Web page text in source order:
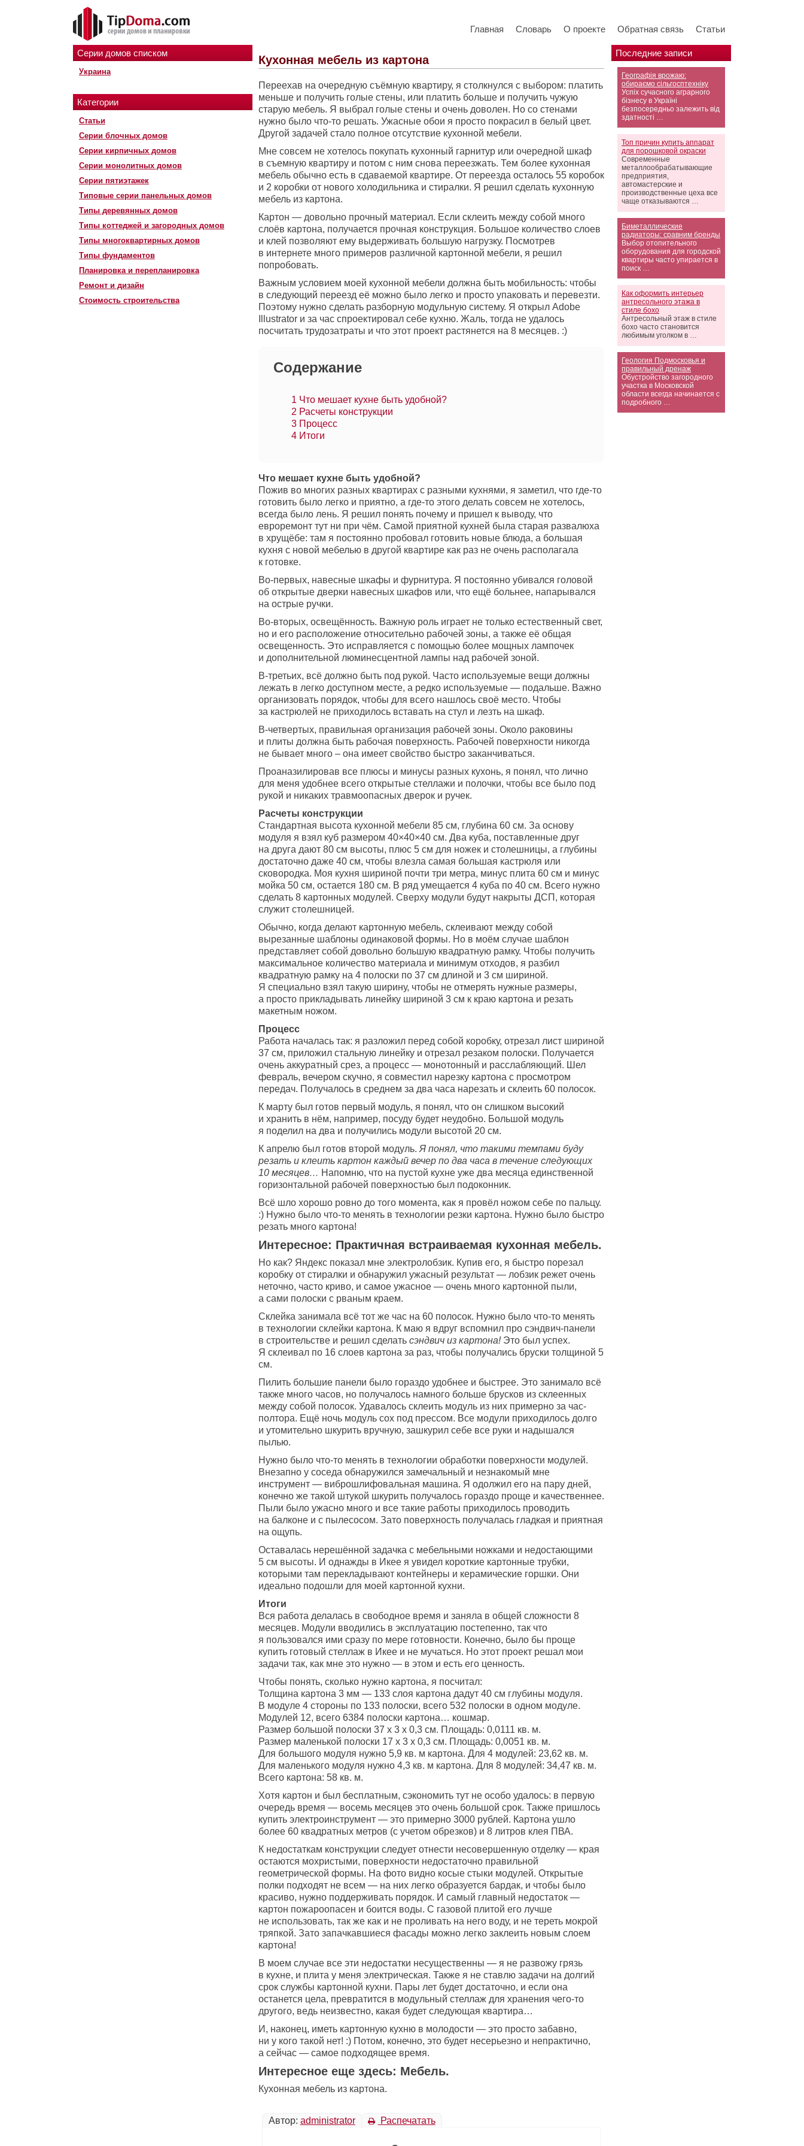
Главная Словарь О проекте Обратная связь Статьи
Серии домов списком
Украина
Категории
Статьи
Серии блочных домов
Серии кирпичных домов
Серии монолитных домов
Серии пятиэтажек
Типовые серии панельных домов
Типы деревянных домов
Типы коттеджей и загородных домов
Типы многоквартирных домов
Типы фундаментов
Планировка и перепланировка
Ремонт и дизайн
Стоимость строительства
Последние записи
Географія врожаю:
обираємо сільгосптехніку
Успіх сучасного аграрного
бізнесу в Україні
безпосередньо залежить від
здатності …
Топ причин купить аппарат
для порошковой окраски
Современные
металлообрабатывающие
предприятия,
автомастерские и
производственные цеха все
чаще отказываются …
Биметаллические
радиаторы: сравним бренды
Выбор отопительного
оборудования для городской
квартиры часто упирается в
поиск …
Как оформить интерьер
антресольного этажа в
стиле бохо
Антресольный этаж в стиле
бохо часто становится
любимым уголком в …
Геология Подмосковья и
правильный дренаж
Обустройство загородного
участка в Московской
области всегда начинается с
подробного …
Кухонная мебель из картона
Переехав на очередную съёмную квартиру, я столкнулся с выбором: платить
меньше и получить голые стены, или платить больше и получить чужую
старую мебель. Я выбрал голые стены и очень доволен. Но со стенами
нужно было что-то решать. Ужасные обои я просто покрасил в белый цвет.
Другой задачей стало полное отсутствие кухонной мебели.
Мне совсем не хотелось покупать кухонный гарнитур или очередной шкаф
в съемную квартиру и потом с ним снова переезжать. Тем более кухонная
мебель обычно есть в сдаваемой квартире. От переезда осталось 55 коробок
и 2 коробки от нового холодильника и стиралки. Я решил сделать кухонную
мебель из картона.
Картон — довольно прочный материал. Если склеить между собой много
слоёв картона, получается прочная конструкция. Большое количество слоев
и клей позволяют ему выдерживать большую нагрузку. Посмотрев
в интернете много примеров различной картонной мебели, я решил
попробовать.
Важным условием моей кухонной мебели должна быть мобильность: чтобы
в следующий переезд её можно было легко и просто упаковать и перевезти.
Поэтому нужно сделать разборную модульную систему. Я открыл Adobe
Illustrator и за час спроектировал себе кухню. Жаль, тогда не удалось
посчитать трудозатраты и что этот проект растянется на 8 месяцев. :)
Содержание
1 Что мешает кухне быть удобной?
2 Расчеты конструкции
3 Процесс
4 Итоги
Что мешает кухне быть удобной?
Пожив во многих разных квартирах с разными кухнями, я заметил, что где-то
готовить было легко и приятно, а где-то этого делать совсем не хотелось,
всегда было лень. Я решил понять почему и пришел к выводу, что
евроремонт тут ни при чём. Самой приятной кухней была старая развалюха
в хрущёбе: там я постоянно пробовал готовить новые блюда, а большая
кухня с новой мебелью в другой квартире как раз не очень располагала
к готовке.
Во-первых, навесные шкафы и фурнитура. Я постоянно убивался головой
об открытые дверки навесных шкафов или, что ещё больнее, напарывался
на острые ручки.
Во-вторых, освещённость. Важную роль играет не только естественный свет,
но и его расположение относительно рабочей зоны, а также её общая
освещенность. Это исправляется с помощью более мощных лампочек
и дополнительной люминесцентной лампы над рабочей зоной.
В-третьих, всё должно быть под рукой. Часто используемые вещи должны
лежать в легко доступном месте, а редко используемые — подальше. Важно
организовать порядок, чтобы для всего нашлось своё место. Чтобы
за кастрюлей не приходилось вставать на стул и лезть на шкаф.
В-четвертых, правильная организация рабочей зоны. Около раковины
и плиты должна быть рабочая поверхность. Рабочей поверхности никогда
не бывает много – она имеет свойство быстро заканчиваться.
Проаназилировав все плюсы и минусы разных кухонь, я понял, что лично
для меня удобнее всего открытые стеллажи и полочки, чтобы все было под
рукой и никаких травмоопасных дверок и ручек.
Расчеты конструкции
Стандартная высота кухонной мебели 85 см, глубина 60 см. За основу
модуля я взял куб размером 40×40×40 см. Два куба, поставленные друг
на друга дают 80 см высоты, плюс 5 см для ножек и столешницы, а глубины
достаточно даже 40 см, чтобы влезла самая большая кастрюля или
сковородка. Моя кухня шириной почти три метра, минус плита 60 см и минус
мойка 50 см, остается 180 см. В ряд умещается 4 куба по 40 см. Всего нужно
сделать 8 картонных модулей. Сверху модули будут накрыты ДСП, которая
служит столешницей.
Обычно, когда делают картонную мебель, склеивают между собой
вырезанные шаблоны одинаковой формы. Но в моём случае шаблон
представляет собой довольно большую квадратную рамку. Чтобы получить
максимальное количество материала и минимум отходов, я разбил
квадратную рамку на 4 полоски по 37 см длиной и 3 см шириной.
Я специально взял такую ширину, чтобы не отмерять нужные размеры,
а просто прикладывать линейку шириной 3 см к краю картона и резать
макетным ножом.
Процесс
Работа началась так: я разложил перед собой коробку, отрезал лист шириной
37 см, приложил стальную линейку и отрезал резаком полоски. Получается
очень аккуратный срез, а процесс — монотонный и расслабляющий. Шел
февраль, вечером скучно, я совместил нарезку картона с просмотром
передач. Получалось в среднем за два часа нарезать и склеить 60 полосок.
К марту был готов первый модуль, я понял, что он слишком высокий
и хранить в нём, например, посуду будет неудобно. Большой модуль
я поделил на два и получились модули высотой 20 см.
К апрелю был готов второй модуль. Я понял, что такими темпами буду
резать и клеить картон каждый вечер по два часа в течение следующих
10 месяцев… Напомню, что на пустой кухне уже два месяца единственной
горизонтальной рабочей поверхностью был подоконник.
Всё шло хорошо ровно до того момента, как я провёл ножом себе по пальцу.
:) Нужно было что-то менять в технологии резки картона. Нужно было быстро
резать много картона!
Интересное: Практичная встраиваемая кухонная мебель.
Но как? Яндекс показал мне электролобзик. Купив его, я быстро порезал
коробку от стиралки и обнаружил ужасный результат — лобзик режет очень
неточно, часто криво, и самое ужасное — очень много картонной пыли,
а сами полоски с рваным краем.
Склейка занимала всё тот же час на 60 полосок. Нужно было что-то менять
в технологии склейки картона. К маю я вдруг вспомнил про сэндвич-панели
в строительстве и решил сделать сэндвич из картона!Это был успех.
Я склеивал по 16 слоев картона за раз, чтобы получались бруски толщиной 5
см.
Пилить большие панели было гораздо удобнее и быстрее. Это занимало всё
также много часов, но получалось намного больше брусков из склеенных
между собой полосок. Удавалось склеить модуль из них примерно за час-
полтора. Ещё ночь модуль сох под прессом. Все модули приходилось долго
и утомительно шкурить вручную, зашкурил себе все руки и надышался
пылью.
Нужно было что-то менять в технологии обработки поверхности модулей.
Внезапно у соседа обнаружился замечальный и незнакомый мне
инструмент — виброшлифовальная машина. Я одолжил его на пару дней,
конечно же такой штукой шкурить получалось гораздо проще и качественнее.
Пыли было ужасно много и все такие работы приходилось проводить
на балконе и с пылесосом. Зато поверхность получалась гладкая и приятная
на ощупь.
Оставалась нерешённой задачка с мебельными ножками и недостающими
5 см высоты. И однажды в Икее я увидел короткие картонные трубки,
которыми там перекладывают контейнеры и керамические горшки. Они
идеально подошли для моей картонной кухни.
Итоги
Вся работа делалась в свободное время и заняла в общей сложности 8
месяцев. Модули вводились в эксплуатацию постепенно, так что
я пользовался ими сразу по мере готовности. Конечно, было бы проще
купить готовый стеллаж в Икее и не мучаться. Но этот проект решал мои
задачи так, как мне это нужно — в этом и есть его ценность.
Чтобы понять, сколько нужно картона, я посчитал:
Толщина картона 3 мм — 133 слоя картона дадут 40 см глубины модуля.
В модуле 4 стороны по 133 полоски, всего 532 полоски в одном модуле.
Модулей 12, всего 6384 полоски картона… кошмар.
Размер большой полоски 37 х 3 х 0,3 см. Площадь: 0,0111 кв. м.
Размер маленькой полоски 17 х 3 х 0,3 см. Площадь: 0,0051 кв. м.
Для большого модуля нужно 5,9 кв. м картона. Для 4 модулей: 23,62 кв. м.
Для маленького модуля нужно 4,3 кв. м картона. Для 8 модулей: 34,47 кв. м.
Всего картона: 58 кв. м.
Хотя картон и был бесплатным, сэкономить тут не особо удалось: в первую
очередь время — восемь месяцев это очень большой срок. Также пришлось
купить электроинструмент — это примерно 3000 рублей. Картона ушло
более 60 квадратных метров (с учетом обрезков) и 8 литров клея ПВА.
К недостаткам конструкции следует отнести несовершенную отделку — края
остаются мохристыми, поверхности недостаточно правильной
геометрической формы. На фото видно косые стыки модулей. Открытые
полки подходят не всем — на них легко образуется бардак, и чтобы было
красиво, нужно поддерживать порядок. И самый главный недостаток —
картон пожароопасен и боится воды. С газовой плитой его лучше
не использовать, так же как и не проливать на него воду, и не тереть мокрой
тряпкой. Зато запачкавшиеся фасады можно легко заклеить новым слоем
картона!
В моем случае все эти недостатки несущественны — я не развожу грязь
в кухне, и плита у меня электрическая. Также я не ставлю задачи на долгий
срок службы картонной кухни. Пары лет будет достаточно, и если она
останется цела, превратится в модульный стеллаж для хранения чего-то
другого, ведь неизвестно, какая будет следующая квартира…
И, наконец, иметь картонную кухню в молодости — это просто забавно,
ни у кого такой нет! :) Потом, конечно, это будет несерьезно и непрактично,
а сейчас — самое подходящее время.
Интересное еще здесь: Мебель.
Кухонная мебель из картона.
Автор: administrator Распечатать